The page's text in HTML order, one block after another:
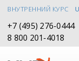
ВНУТРЕННИЙ КУРС
+7 (495) 276-0444
8 800 201-4018